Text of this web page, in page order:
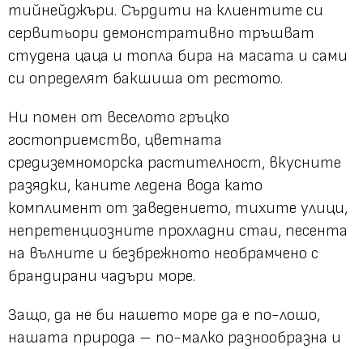
тийнейджъри. Сърдити на клиентите си
сервитьори демонстративно тръшват
студена цаца и топла бира на масата и сами
си определят бакшиша от рестото.
Ни помен от веселото гръцко
гостоприемство, цветната
средиземноморска растителност, вкусните
разядки, каните ледена вода като
комплимент от заведението, тихите улици,
непретенциозните прохладни стаи, песента
на вълните и безбрежното необрамчено с
брандирани чадъри море.
Защо, да не би нашето море да е по-лошо,
нашата природа – по-малко разнообразна и